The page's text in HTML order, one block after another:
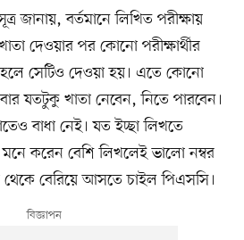
জানায়, বর্তমানে লিখিত পরীক্ষায়
দেওয়ার পর কোনো পরীক্ষার্থীর
সেটিও দেওয়া হয়। এতে কোনো
যতটুকু খাতা নেবেন, নিতে পারবেন।
বাধা নেই। যত ইচ্ছা লিখতে
মনে করেন বেশি লিখলেই ভালো নম্বর
থেকে বেরিয়ে আসতে চাইল পিএসসি।